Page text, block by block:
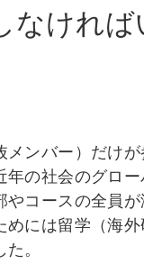
なけれ
ンバー）だけ
の社会のグロ
コースの全員
には留学（海
。